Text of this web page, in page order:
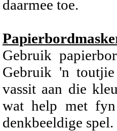
daarmee toe.
Gebruik
Gebruik 'n
vassit aan die
wat help met
denkbeeldige spel.